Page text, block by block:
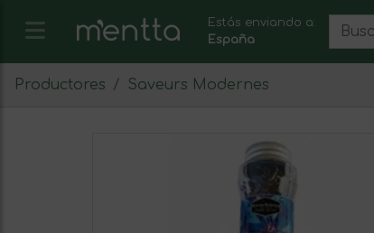
Estás enviando a:
España
Productores Saveurs Modernes